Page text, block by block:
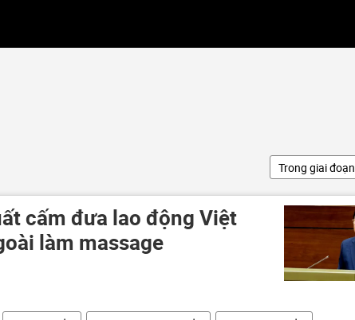
Trong giai đoạn
cấm đưa lao động Việt
làm massage